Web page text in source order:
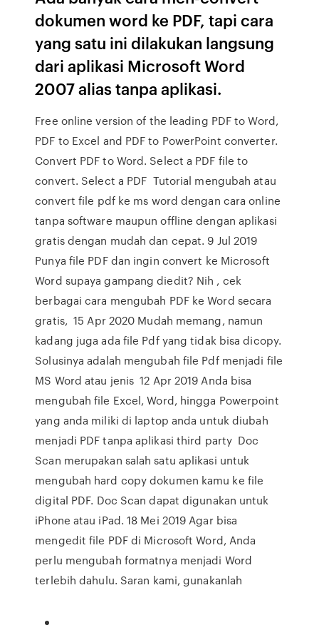
dokumen word ke PDF, tapi cara
yang satu ini dilakukan langsung
dari aplikasi Microsoft Word
2007 alias tanpa aplikasi.
Free online version of the leading PDF to Word,
PDF to Excel and PDF to PowerPoint converter.
Convert PDF to Word. Select a PDF file to
convert. Select a PDF Tutorial mengubah atau
convert file pdf ke ms word dengan cara online
tanpa software maupun offline dengan aplikasi
gratis dengan mudah dan cepat. 9 Jul 2019
Punya file PDF dan ingin convert ke Microsoft
Word supaya gampang diedit? Nih , cek
berbagai cara mengubah PDF ke Word secara
gratis, 15 Apr 2020 Mudah memang, namun
kadang juga ada file Pdf yang tidak bisa dicopy.
Solusinya adalah mengubah file Pdf menjadi file
MS Word atau jenis 12 Apr 2019 Anda bisa
mengubah file Excel, Word, hingga Powerpoint
yang anda miliki di laptop anda untuk diubah
menjadi PDF tanpa aplikasi third party Doc
Scan merupakan salah satu aplikasi untuk
mengubah hard copy dokumen kamu ke file
digital PDF. Doc Scan dapat digunakan untuk
iPhone atau iPad. 18 Mei 2019 Agar bisa
mengedit file PDF di Microsoft Word, Anda
perlu mengubah formatnya menjadi Word
terlebih dahulu. Saran kami, gunakanlah